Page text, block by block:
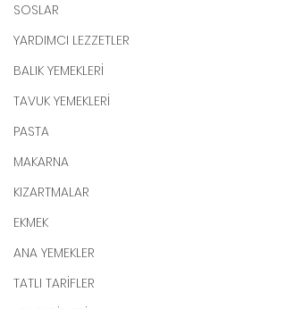
SOSLAR
YARDIMCI LEZZETLER
BALIK YEMEKLERİ
TAVUK YEMEKLERİ
PASTA
MAKARNA
KIZARTMALAR
EKMEK
ANA YEMEKLER
TATLI TARİFLER